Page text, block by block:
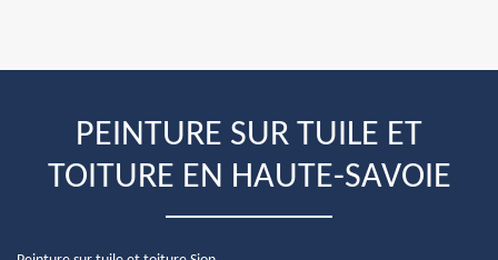
PEINTURE SUR TUILE ET
TOITURE EN HAUTE-SAVOIE